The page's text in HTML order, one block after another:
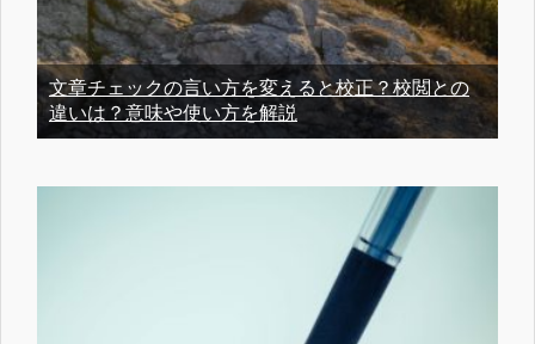
文章チェックの言い方を変えると校正？校閲との
違いは？意味や使い方を解説